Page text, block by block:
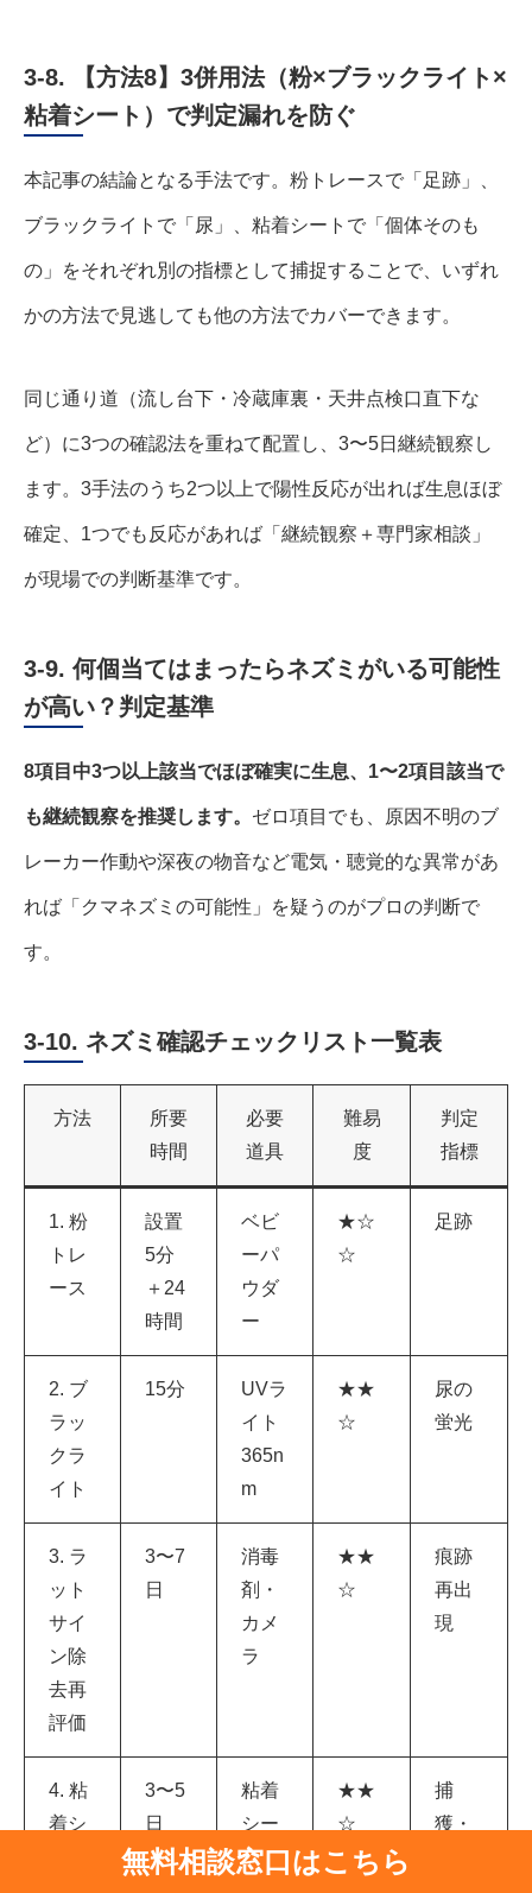
3-8. 【方法8】3併用法（粉×ブラックライト×
粘着シート）で判定漏れを防ぐ
本記事の結論となる手法です。粉トレースで「足跡」、
ブラックライトで「尿」、粘着シートで「個体そのも
の」をそれぞれ別の指標として捕捉することで、いずれ
かの方法で見逃しても他の方法でカバーできます。
同じ通り道（流し台下・冷蔵庫裏・天井点検口直下な
ど）に3つの確認法を重ねて配置し、3〜5日継続観察し
ます。3手法のうち2つ以上で陽性反応が出れば生息ほぼ
確定、1つでも反応があれば「継続観察＋専門家相談」
が現場での判断基準です。
3-9. 何個当てはまったらネズミがいる可能性
が高い？判定基準
8項目中3つ以上該当でほぼ確実に生息、1〜2項目該当で
も継続観察を推奨します。 ゼロ項目でも、原因不明のブ
レーカー作動や深夜の物音など電気・聴覚的な異常があ
れば「クマネズミの可能性」を疑うのがプロの判断で
す。
3-10. ネズミ確認チェックリスト一覧表
方法
所要
時間
必要
道具
難易
度
判定
指標
1. 粉
トレ
ース
設置
5分
＋24
時間
ベビ
ーパ
ウダ
ー
★☆
☆
足跡
2. ブ
ラッ
クラ
イト
15分
UVラ
イト
365n
m
★★
☆
尿の
蛍光
3. ラ
ット
サイ
ン除
去再
評価
3〜7
日
消毒
剤・
カメ
ラ
★★
☆
痕跡
再出
現
4. 粘
着シ
3〜5
日
粘着
シー
ト5
★★
☆
捕
獲・
無料相談窓口はこちら